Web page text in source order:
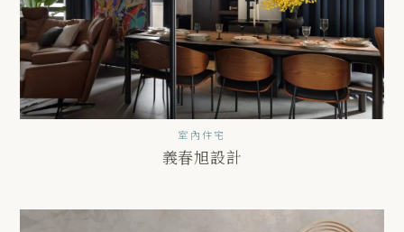
室內住宅
義春旭設計